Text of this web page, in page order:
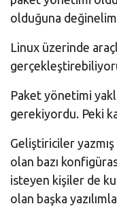
sağlamak
kurulmuş
bir
olduğuna
Linux üzerinde
Paket yönetimi
gerekiyordu. Peki
Geliştiriciler yazmış
olan bazı
isteyen kişiler de
olan başka